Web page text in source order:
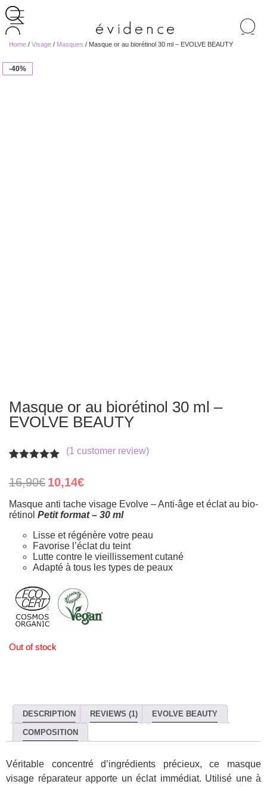
de
Home / Visage / Masques / Masque or au biorétinol 30 ml – EVOLVE BEAUTY
-40%
Masque or au biorétinol 30 ml –
EVOLVE BEAUTY
out of 5
based on
rating
(1 customer review)
16,90€ Original
price
was:
16,90€.
10,14€Current
is:
10,14€.
Masque anti tache visage Evolve – Anti-âge et éclat au bio-
rétinol Petit format – 30 ml
Lisse et régénère votre peau
Favorise l’éclat du teint
Lutte contre le vieillissement cutané
Adapté à tous les types de peaux
Out of stock
DESCRIPTION REVIEWS (1) EVOLVE BEAUTY
COMPOSITION
Véritable concentré d’ingrédients précieux, ce masque
visage réparateur apporte un éclat immédiat. Utilisé une à